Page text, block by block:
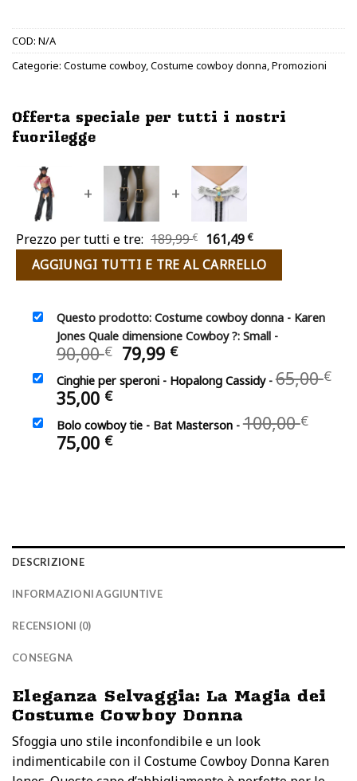
COD: N/A
Categorie: Costume cowboy,Costume cowboy donna,Promozioni
Offerta speciale per tutti i nostri
fuorilegge
+ +
Prezzo per tutti e tre: 189,99€
Il
prezzo
originale
189,99 €.
161,49€Il
prezzo
attuale
161,49 €.
AGGIUNGI TUTTI E TRE AL CARRELLO
Questo prodotto: Costume cowboy donna - Karen
Jones Quale dimensione Cowboy ?: Small -
90,00€ Il
prezzo
originale
90,00 €.
79,99 €Il
prezzo
attuale
79,99 €.
Cinghie per speroni - Hopalong Cassidy -65,00€
Il
prezzo
originale
era:
35,00 €Il
prezzo
attuale
è:
Bolo cowboy tie - Bat Masterson -100,00€
75,00 €Il
DESCRIZIONE
INFORMAZIONI AGGIUNTIVE
RECENSIONI (0)
CONSEGNA
Eleganza Selvaggia: La Magia dei
Costume Cowboy Donna
Sfoggia uno stile inconfondibile e un look
indimenticabile con il Costume Cowboy Donna Karen